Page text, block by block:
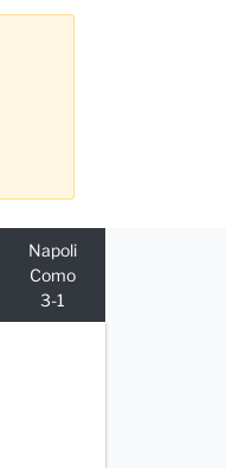
Napoli
Como
3-1